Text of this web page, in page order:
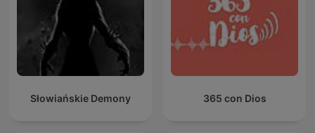
Słowiańskie Demony 365 con Dios